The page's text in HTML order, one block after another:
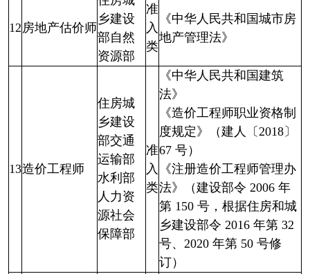
12 房地产估价师
乡建设
部自然
资源部
准
入
类
《中华人民共和国城市房
地产管理法》
13造价工程师
住房城
乡建设
部交通
运输部
水利部
人力资
源社会
保障部
准
入
类
《中华人民共和国建筑
法》
《造价工程师职业资格制
度规定》（建人〔2018〕
67 号）
《注册造价工程师管理办
法》（建设部令 2006 年
第 150 号，根据住房和城
乡建设部令 2016 年第 32
号、2020 年第 50 号修
订）